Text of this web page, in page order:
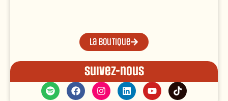
La boutique
Suivez-nous